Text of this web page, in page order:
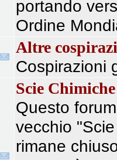
portando
Ordine
Altre
Cospirazioni
Scie
Questo
vecchio
rimane